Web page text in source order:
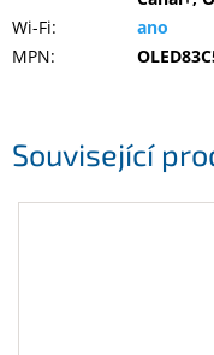
Související
Wi-Fi:
ano
MPN: